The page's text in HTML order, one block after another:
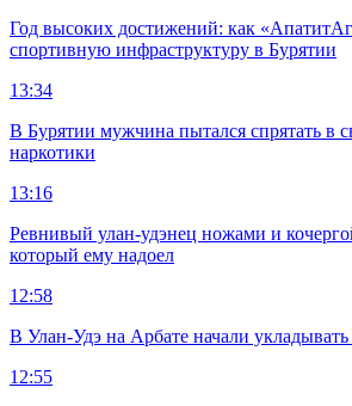
Год высоких достижений: как
спортивную инфраструктуру в Бурятии
13:34
В Бурятии мужчина пытался спрятать в
наркотики
13:16
Ревнивый улан-удэнец ножами и
который ему надоел
12:58
В Улан-Удэ на Арбате начали укладывать
12:55